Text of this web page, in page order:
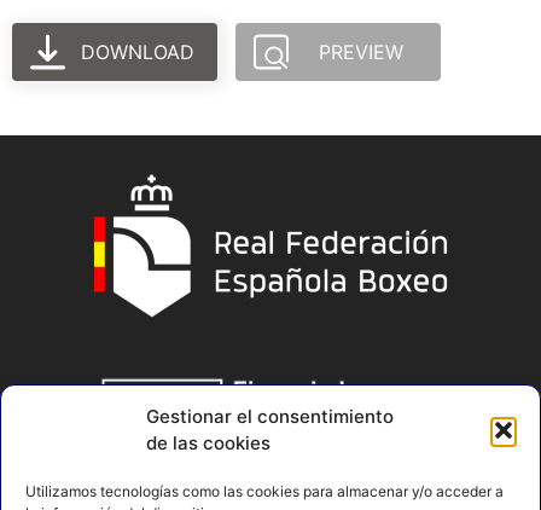
Gestionar el consentimiento
de las cookies
Utilizamos tecnologías como las cookies para almacenar y/o acceder a
DOWNLOAD PREVIEW